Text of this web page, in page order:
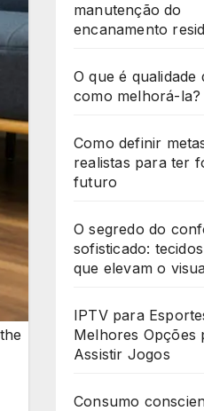
manutenção do
encanamento
O que é qualidade
como melhorá-la?
Como definir
realistas para ter
futuro
O segredo do
sofisticado:
que elevam o
IPTV para
Melhores Opções
Assistir Jogos
Consumo